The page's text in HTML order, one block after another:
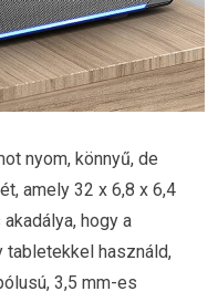
nyom, könnyű, de
amely 32 x 6,8 x 6,4
hogy a
tabletekkel használd,
3,5 mm-es